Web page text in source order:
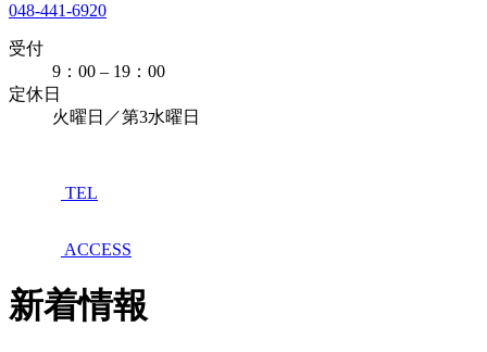
048-441-6920
受付
9：00 – 19：00
定休日
火曜日／第3水曜日
TEL
ACCESS
新着情報